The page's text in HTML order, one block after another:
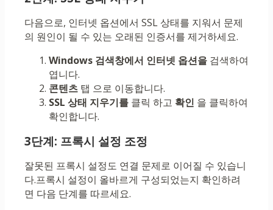
다음으로, 인터넷 옵션에서 SSL 상태를 지워서 문제
의 원인이 될 수 있는 오래된 인증서를 제거하세요.
Windows 검색창에서 인터넷 옵션을 검색하여
엽니다.
콘텐츠 탭 으로 이동합니다.
SSL 상태 지우기를 클릭 하고 확인 을 클릭하여
확인합니다.
3단계: 프록시 설정 조정
잘못된 프록시 설정도 연결 문제로 이어질 수 있습니
다.프록시 설정이 올바르게 구성되었는지 확인하려
면 다음 단계를 따르세요.